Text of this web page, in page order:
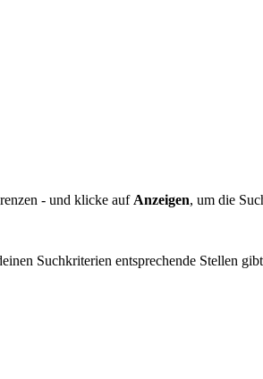
- und klicke auf Anzeigen, um die
Suchkriterien entsprechende Stellen